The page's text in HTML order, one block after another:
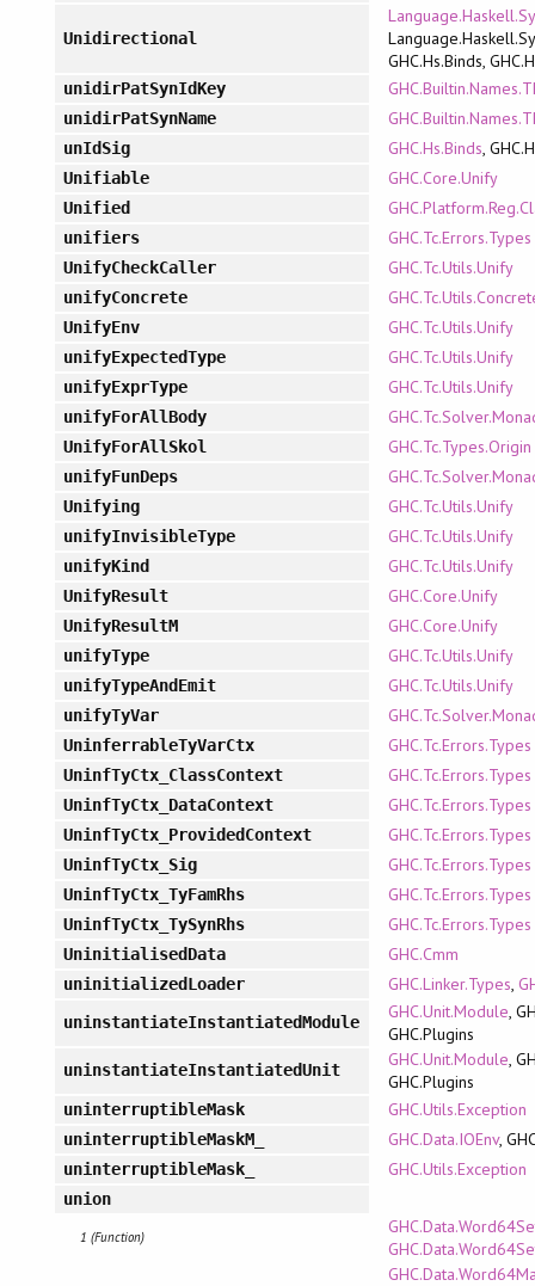
Unidirectional
GHC.Hs.Binds,
unidirPatSynIdKey
unidirPatSynName
unIdSig GHC.Hs.Binds,
Unifiable GHC.Core.Unify
Unified
unifiers GHC.Tc.Errors.Types
UnifyCheckCaller GHC.Tc.Utils.Unify
unifyConcrete
UnifyEnv GHC.Tc.Utils.Unify
unifyExpectedType GHC.Tc.Utils.Unify
unifyExprType GHC.Tc.Utils.Unify
unifyForAllBody
UnifyForAllSkol GHC.Tc.Types.Origin
unifyFunDeps
Unifying GHC.Tc.Utils.Unify
unifyInvisibleType GHC.Tc.Utils.Unify
unifyKind GHC.Tc.Utils.Unify
UnifyResult GHC.Core.Unify
UnifyResultM GHC.Core.Unify
unifyType GHC.Tc.Utils.Unify
unifyTypeAndEmit GHC.Tc.Utils.Unify
unifyTyVar
UninferrableTyVarCtx GHC.Tc.Errors.Types
UninfTyCtx_ClassContext GHC.Tc.Errors.Types
UninfTyCtx_DataContext GHC.Tc.Errors.Types
UninfTyCtx_ProvidedContext GHC.Tc.Errors.Types
UninfTyCtx_Sig GHC.Tc.Errors.Types
UninfTyCtx_TyFamRhs GHC.Tc.Errors.Types
UninfTyCtx_TySynRhs GHC.Tc.Errors.Types
UninitialisedData GHC.Cmm
uninitializedLoader GHC.Linker.Types,
uninstantiateInstantiatedModule GHC.Unit.Module,
GHC.Plugins
uninstantiateInstantiatedUnit GHC.Unit.Module,
GHC.Plugins
uninterruptibleMask GHC.Utils.Exception
uninterruptibleMaskM_ GHC.Data.IOEnv,
uninterruptibleMask_ GHC.Utils.Exception
union
1 (Function)